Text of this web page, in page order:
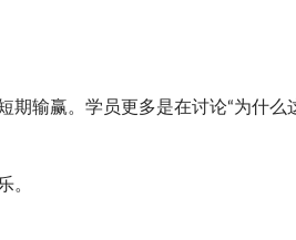
输赢。学员更多是在讨论“为什么
。